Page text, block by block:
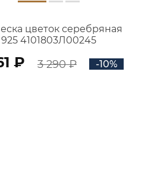
цветок серебряная
925 4101803Л00245
₽ 3 290 ₽ -10%